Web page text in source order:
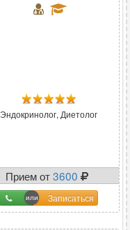
Эндокринолог, Диетолог
Прием от3600
Записаться